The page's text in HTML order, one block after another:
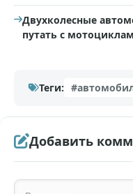
Двухколесные
путать с
Теги:
Добавить